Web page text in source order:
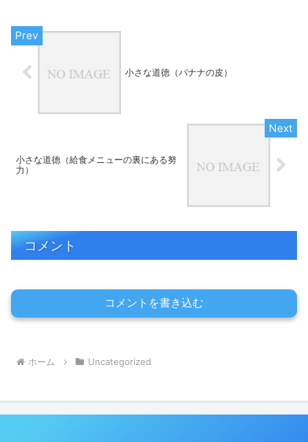
小さな道徳（バナナの皮）
小さな道徳（給食メニューの裏にある努
力）
コメント
コメントを書き込む
ホーム Uncategorized